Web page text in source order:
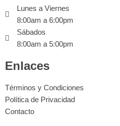
Lunes a Viernes
8:00am a 6:00pm
Sábados
8:00am a 5:00pm
Enlaces
Términos y Condiciones
Política de Privacidad
Contacto